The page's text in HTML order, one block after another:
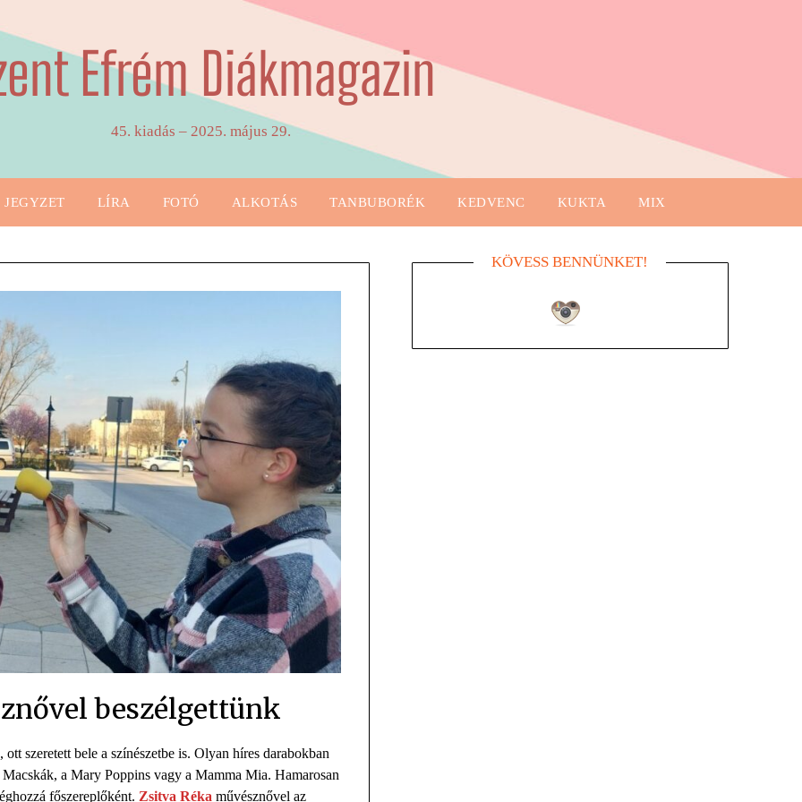
Efrém Diákmagazin
45. kiadás – 2025. május 29.
JEGYZET LÍRA FOTÓ ALKOTÁS TANBUBORÉK KEDVENC KUKTA MIX
beszélgettünk
szeretett bele a színészetbe is. Olyan híres darabokban
a Mary Poppins vagy a Mamma Mia. Hamarosan
főszereplőként. Zsitva Réka művésznővel az
KÖVESS BENNÜNKET!